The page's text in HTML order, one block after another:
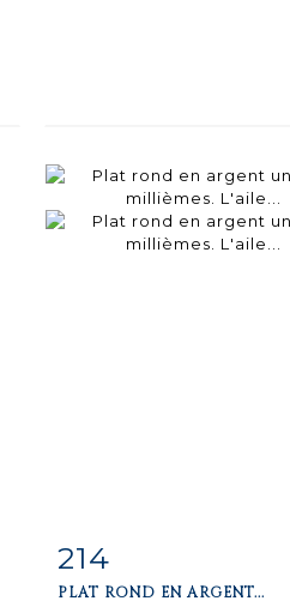
214
PLAT ROND EN ARGENT...